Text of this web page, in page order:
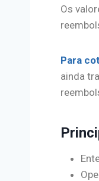
Os
Para
ainda